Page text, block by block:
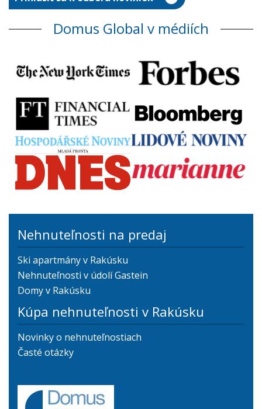
Domus Global v médiích
Nehnuteľnosti na predaj
Ski apartmány v Rakúsku
Nehnuteľnosti v údolí Gastein
Domy v Rakúsku
Kúpa nehnuteľnosti v Rakúsku
Novinky o nehnuteľnostiach
Časté otázky